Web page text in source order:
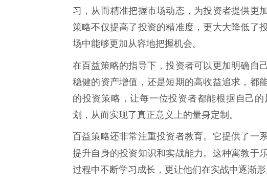
习，从而精准把握市场动态，为投资者提供更
策略不仅提高了投资的精准度，更大大降低了
场中能够更加从容地把握机会。
在百益策略的指导下，投资者可以更加明确自
稳健的资产增值，还是短期的高收益追求，都
的投资策略，让每一位投资者都能根据自己
划，从而实现了真正意义上的量身定制。
百益策略还非常注重投资者教育。它提供了一
提升自身的投资知识和实战能力。这种寓教于
过程中不断学习成长，更让他们在实战中逐渐